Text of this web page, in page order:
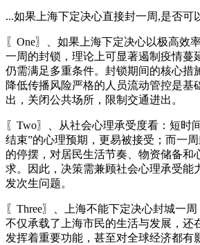
...如果上海下定决心直接封一周,是否可
〖One〗、如果上海下定决心以极高效
一周的封锁，理论上可显著遏制疫情蔓
仍需满足多重条件。封锁期间的核心措
降低传播风险严格的人员流动管控是基
出，关闭公共场所，限制交通进出。
〖Two〗、从社会心理承受度看：短时
结束”的心理预期，更易被接受；而一
的停摆，对居民生活节奏、物资储备和
求。因此，决策需兼顾社会心理承受能
发次生问题。
〖Three〗、上海不能下定决心封城一
不仅承载了上海市民的生活与发展，还
发挥着重要功能，甚至对全球经济都有